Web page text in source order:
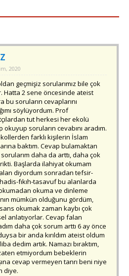
2020
geçmişiz sorularımız bile çok
Hatta 2 sene öncesinde ateist
bu soruların cevaplarını
söylüyordum. Prof
tut herkesi her ekolü
okuyup soruların cevabını aradım.
farklı kişilerin İslam
baktım. Cevap bulamaktan
daha da arttı, daha çok
Başlarda ilahiyat okumam
diyordum sonradan tefsir-
fıkıh-tasavuf bu alanlarda
okuma ve dinleme
mümkün olduğunu gördüm,
okumak zaman kaybı çok
anlatıyorlar. Cevap falan
daha çok sorum arttı 6 ay önce
bir anda kırıldım ateist oldum
dedim artık. Namazı bıraktım,
etmiyordum bebeklerin
cevap vermeyen tanrı beni niye
diye.